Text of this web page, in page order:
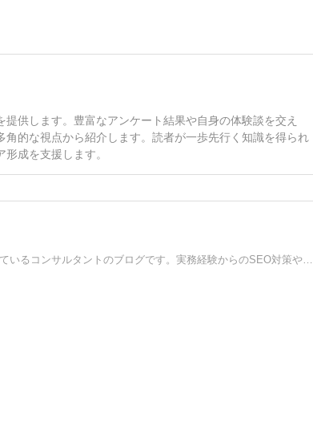
供します。豊富なアンケート結果や自身の体験談を交え
的な視点から紹介します。読者が一歩先行く知識を得られ
成を支援します。
ブランディング資格取得講座とブランドマーケティング会社を運営しているコンサルタントのブログです。実務経験からのSEO対策やWEB集客、コピーライティング情報も！